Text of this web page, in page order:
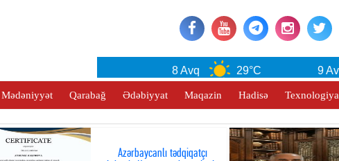
8 Avq 29°C 9 Avq
Mədəniyyət Qarabağ Ədəbiyyat Maqazin Hadisə Texnologiya
Azərbaycanlı tədqiqatçı